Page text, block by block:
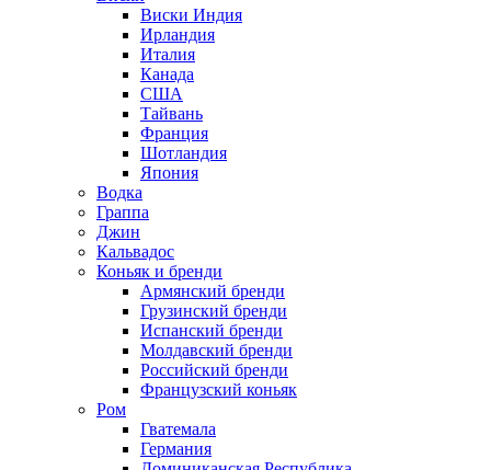
Виски Индия
Ирландия
Италия
Канада
США
Тайвань
Франция
Шотландия
Япония
Водка
Граппа
Джин
Кальвадос
Коньяк и бренди
Армянский бренди
Грузинский бренди
Испанский бренди
Молдавский бренди
Российский бренди
Французский коньяк
Ром
Гватемала
Германия